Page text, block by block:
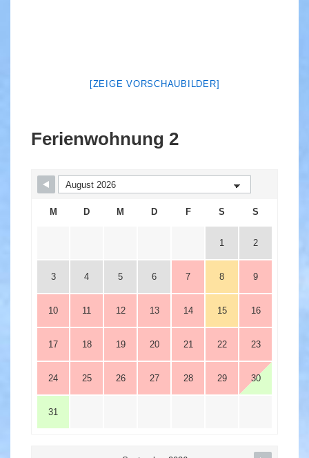
[ZEIGE VORSCHAUBILDER]
Ferienwohnung 2
M D M D F S S
1 2
3 4 5 6 7 8 9
10 11 12 13 14 15 16
17 18 19 20 21 22 23
24 25 26 27 28 29 30
31